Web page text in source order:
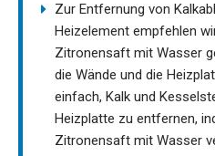
Zur Entfernung von
Heizelement empfehlen
Zitronensaft mit Wasser
die Wände und die
einfach, Kalk und
Heizplatte zu entfernen,
Zitronensaft mit Wasser